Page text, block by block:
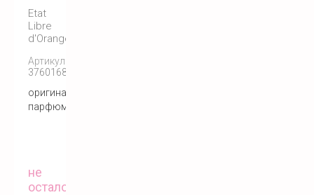
Etat
Libre
d'Orange
Артикул:
3760168591129
оригинальный
парфюм
не
осталось